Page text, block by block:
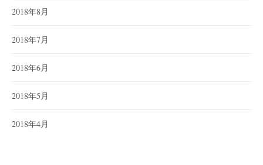
2018年8月
2018年7月
2018年6月
2018年5月
2018年4月